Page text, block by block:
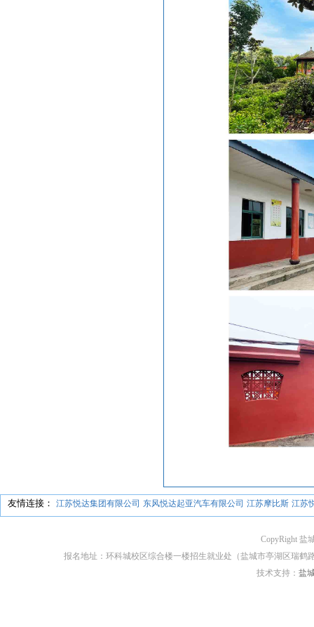
友情连接： 江苏悦达集团有限公司 东风悦达起亚汽车有限公司 江苏摩比斯 江苏
CopyRight 盐
报名地址：环科城校区综合楼一楼招生就业处（盐城市亭湖区瑞鹤
技术支持：盐